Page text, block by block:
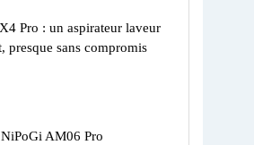
Pro : un aspirateur laveur
presque sans compromis
AM06 Pro